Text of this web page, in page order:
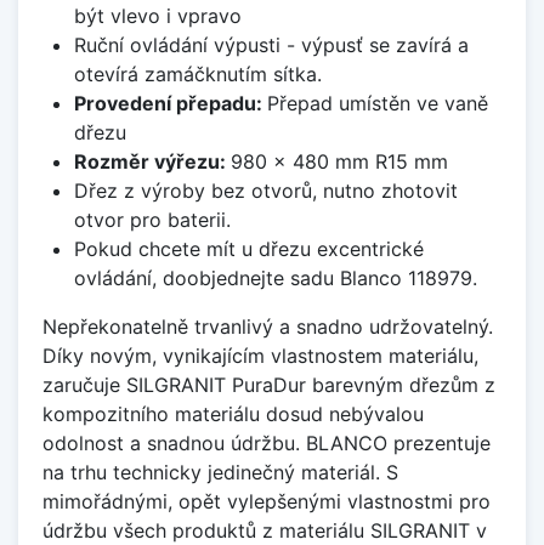
být vlevo i vpravo
Ruční ovládání výpusti - výpusť se zavírá a
otevírá zamáčknutím sítka.
Provedení přepadu: Přepad umístěn ve vaně
dřezu
Rozměr výřezu: 980 x 480 mm R15 mm
Dřez z výroby bez otvorů, nutno zhotovit
otvor pro baterii.
Pokud chcete mít u dřezu excentrické
ovládání, doobjednejte sadu Blanco 118979.
Nepřekonatelně trvanlivý a snadno udržovatelný.
Díky novým, vynikajícím vlastnostem materiálu,
zaručuje SILGRANIT PuraDur barevným dřezům z
kompozitního materiálu dosud nebývalou
odolnost a snadnou údržbu. BLANCO prezentuje
na trhu technicky jedinečný materiál. S
mimořádnými, opět vylepšenými vlastnostmi pro
údržbu všech produktů z materiálu SILGRANIT v